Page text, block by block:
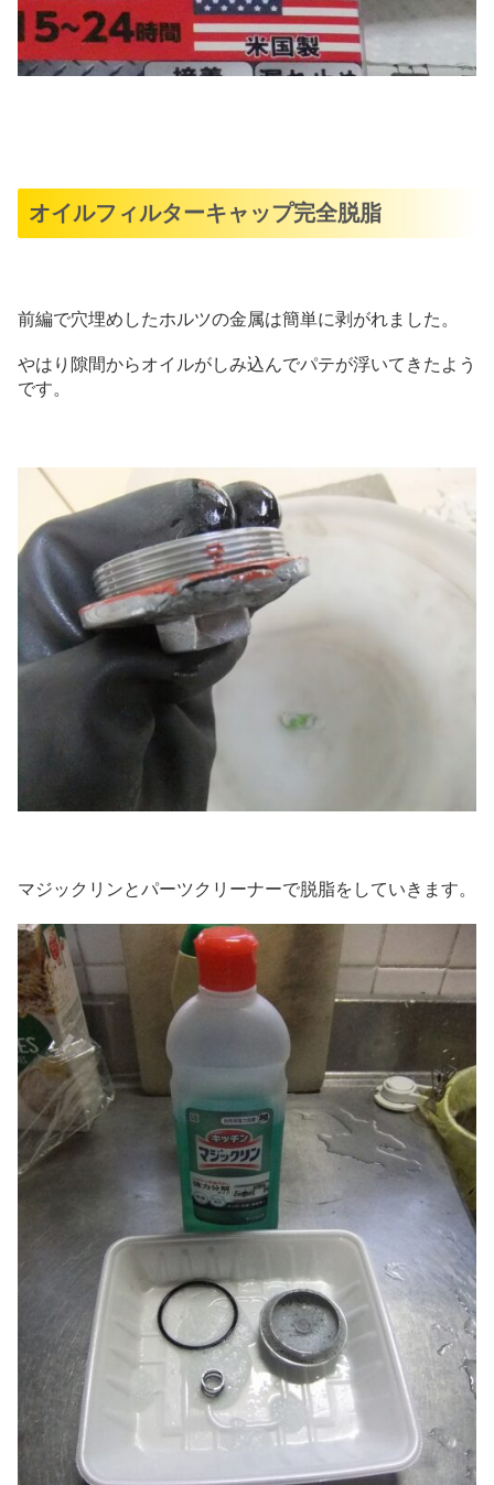
オイルフィルターキャップ完全脱脂
前編で穴埋めしたホルツの金属は簡単に剥がれました。
やはり隙間からオイルがしみ込んでパテが浮いてきたよう
です。
マジックリンとパーツクリーナーで脱脂をしていきます。